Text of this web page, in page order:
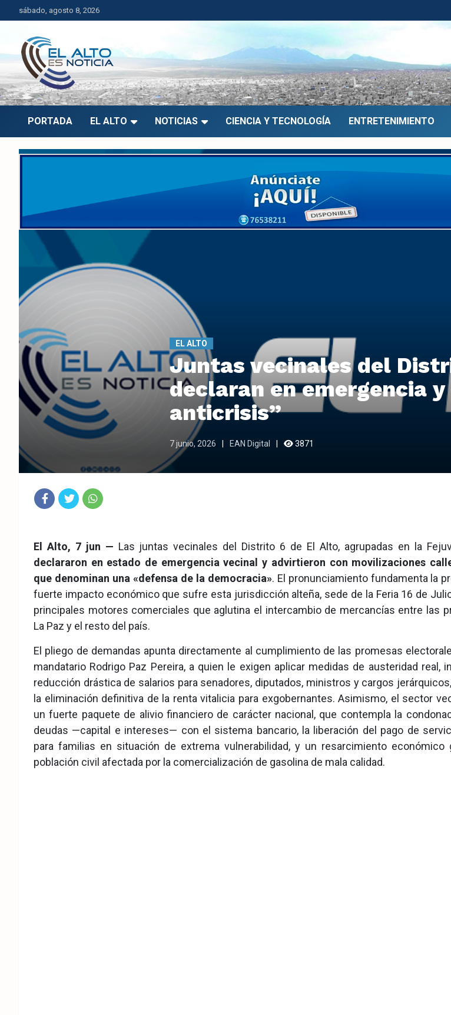
Saltar
al
contenido
sábado, agosto 8, 2026
El Alto es Noticia
Últimas noticias de El Alto, Bolivia y el mundo.
PORTADA EL ALTO NOTICIAS CIENCIA Y TECNOLOGÍA ENTRETENIMIENTO
EL ALTO
Juntas vecinales del
declaran en emergencia
anticrisis”
7 junio, 2026 EAN Digital 3871
eb
ook
ter
tsA
pp
El Alto, 7 jun — Las juntas vecinales del Distrito 6 de El Alto, agrupadas en la
declararon en estado de emergencia vecinal y advirtieron con movilizaciones
que denominan una «defensa de la democracia». El pronunciamiento fundamenta la
fuerte impacto económico que sufre esta jurisdicción alteña, sede de la Feria 16 de
principales motores comerciales que aglutina el intercambio de mercancías entre las
La Paz y el resto del país.
El pliego de demandas apunta directamente al cumplimiento de las promesas
mandatario Rodrigo Paz Pereira, a quien le exigen aplicar medidas de austeridad real,
reducción drástica de salarios para senadores, diputados, ministros y cargos
la eliminación definitiva de la renta vitalicia para exgobernantes. Asimismo, el sector
un fuerte paquete de alivio financiero de carácter nacional, que contempla la
deudas —capital e intereses— con el sistema bancario, la liberación del pago de
para familias en situación de extrema vulnerabilidad, y un resarcimiento económico
población civil afectada por la comercialización de gasolina de mala calidad.